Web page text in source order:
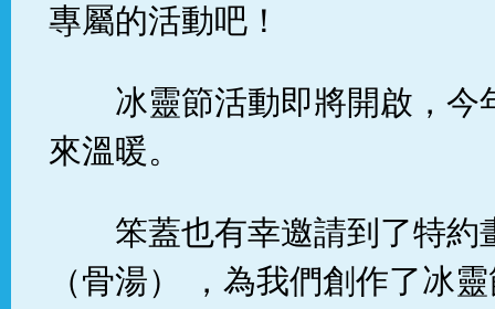
專屬的活動吧！
冰靈節活動即將開啟，今
來溫暖。
笨蓋也有幸邀請到了特約
（骨湯） ，為我們創作了冰